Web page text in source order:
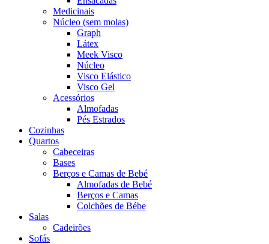
Medicinais
Núcleo (sem molas)
Graph
Látex
Meek Visco
Núcleo
Visco Elástico
Visco Gel
Acessórios
Almofadas
Pés Estrados
Cozinhas
Quartos
Cabeceiras
Bases
Berços e Camas de Bebé
Almofadas de Bebé
Berços e Camas
Colchões de Bébe
Salas
Cadeirões
Sofás